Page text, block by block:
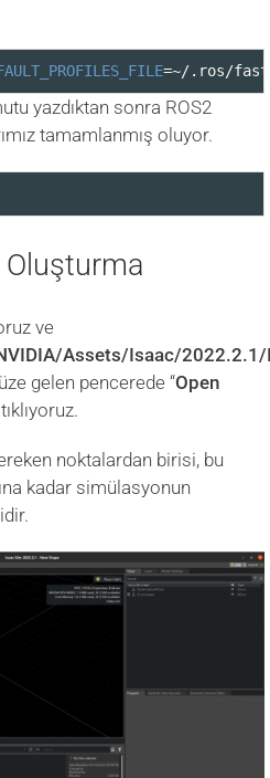
=~/.ros/
yazdıktan sonra ROS2
tamamlanmış oluyor.
ve
Assets/Isaac/
gelen pencerede “Open
noktalardan birisi, bu
kadar simülasyonun